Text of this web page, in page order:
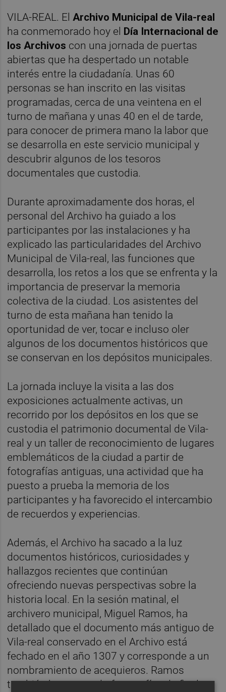
VILA-REAL. El Archivo Municipal de Vila-real
ha conmemorado hoy el Día Internacional de
los Archivos con una jornada de puertas
abiertas que ha despertado un notable
interés entre la ciudadanía. Unas 60
personas se han inscrito en las visitas
programadas, cerca de una veintena en el
turno de mañana y unas 40 en el de tarde,
para conocer de primera mano la labor que
se desarrolla en este servicio municipal y
descubrir algunos de los tesoros
documentales que custodia.
Durante aproximadamente dos horas, el
personal del Archivo ha guiado a los
participantes por las instalaciones y ha
explicado las particularidades del Archivo
Municipal de Vila-real, las funciones que
desarrolla, los retos a los que se enfrenta y la
importancia de preservar la memoria
colectiva de la ciudad. Los asistentes del
turno de esta mañana han tenido la
oportunidad de ver, tocar e incluso oler
algunos de los documentos históricos que
se conservan en los depósitos municipales.
La jornada incluye la visita a las dos
exposiciones actualmente activas, un
recorrido por los depósitos en los que se
custodia el patrimonio documental de Vila-
real y un taller de reconocimiento de lugares
emblemáticos de la ciudad a partir de
fotografías antiguas, una actividad que ha
puesto a prueba la memoria de los
participantes y ha favorecido el intercambio
de recuerdos y experiencias.
Además, el Archivo ha sacado a la luz
documentos históricos, curiosidades y
hallazgos recientes que continúan
ofreciendo nuevas perspectivas sobre la
historia local. En la sesión matinal, el
archivero municipal, Miguel Ramos, ha
detallado que el documento más antiguo de
Vila-real conservado en el Archivo está
fechado en el año 1307 y corresponde a un
nombramiento de acequieros. Ramos
también ha mostrado fotografías de finales